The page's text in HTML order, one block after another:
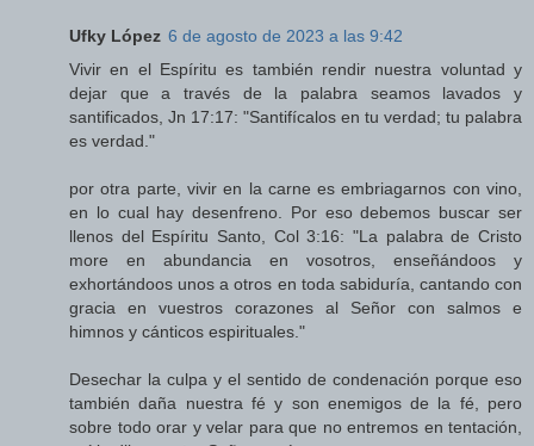
Ufky López 6 de agosto de 2023 a las 9:42
Vivir en el Espíritu es también rendir nuestra voluntad y
dejar que a través de la palabra seamos lavados y
santificados, Jn 17:17: "Santifícalos en tu verdad; tu palabra
es verdad."
por otra parte, vivir en la carne es embriagarnos con vino,
en lo cual hay desenfreno. Por eso debemos buscar ser
llenos del Espíritu Santo, Col 3:16: "La palabra de Cristo
more en abundancia en vosotros, enseñándoos y
exhortándoos unos a otros en toda sabiduría, cantando con
gracia en vuestros corazones al Señor con salmos e
himnos y cánticos espirituales."
Desechar la culpa y el sentido de condenación porque eso
también daña nuestra fé y son enemigos de la fé, pero
sobre todo orar y velar para que no entremos en tentación,